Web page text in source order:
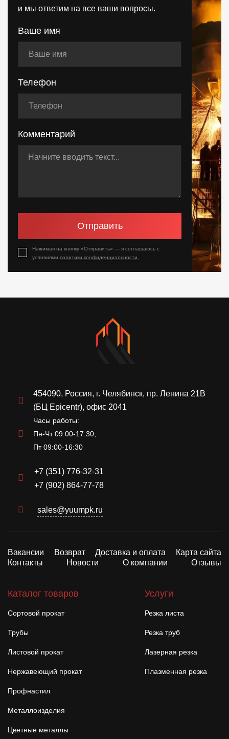
и мы ответим на все ваши вопросы.
Ваше имя
Телефон
Комментарий
Отправить
Нажимая на кнопку «Отправить» — я соглашаюсь с
условиями политики конфиденциальности.
454090, Россия, г. Челябинск, пр. Ленина 21В
(БЦ Epicentr), офис 2041
Часы работы:
Пн-Чт 09:00-17:30,
Пт 09:00-16:30
+7 (351) 776-32-31
+7 (902) 864-77-78
sales@yuumpk.ru
Вакансии Возврат Доставка и оплата
Карта сайта
Контакты
Новости О компании Отзывы
Каталог товаров
Сортовой прокат
Трубы
Листовой прокат
Нержавеющий прокат
Профнастил
Металлоизделия
Цветные металлы
Услуги
Резка листа
Резка труб
Лазерная резка
Плазменная резка